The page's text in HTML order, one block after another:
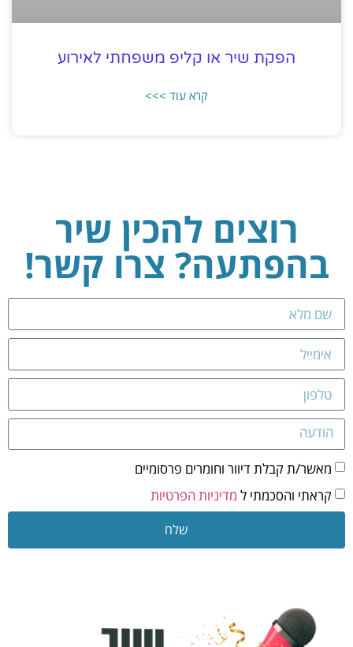
הפקת שיר או קליפ משפחתי לאירוע
קרא עוד >>>
רוצים להכין שיר
בהפתעה? צרו קשר!
מאשר/ת קבלת דיוור וחומרים פרסומיים
קראתי והסכמתי ל מדיניות הפרטיות
שלח